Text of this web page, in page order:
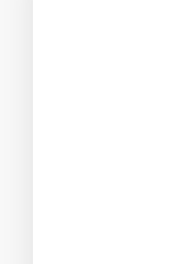
obra nueva con